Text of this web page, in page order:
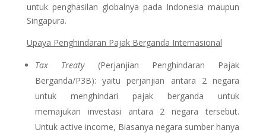
untuk penghasilan globalnya pada Indonesia maupun
Singapura.
Upaya Penghindaran Pajak Berganda Internasional
Tax Treaty(Perjanjian Penghindaran Pajak
Berganda/P3B): yaitu perjanjian antara 2 negara
untuk menghindari pajak berganda untuk
memajukan investasi antara 2 negara tersebut.
Untuk active income, Biasanya negara sumber hanya